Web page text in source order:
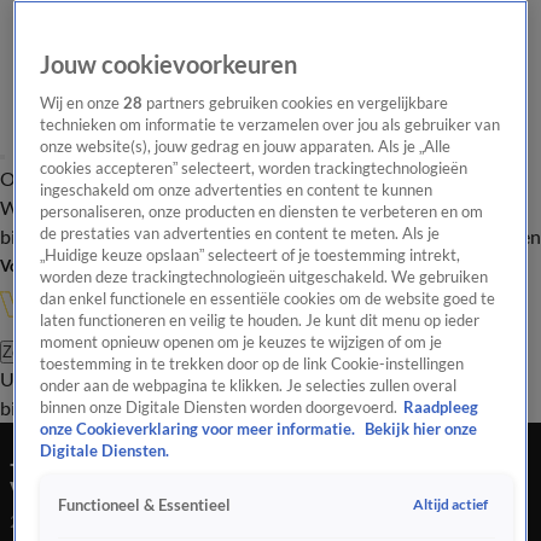
Overzicht Onze programma's Uitzendingen Onze gezichten
In de
WandelgangenInterviewsUitzending
bijwonenPodcastShopVeelgestelde vragenKijkersvraag insturen
Volg Vandaag Inside
Zoeken
UitzendingenVandaag InsideDe OranjezomerShopUitzending
bijwonen
Johan Derksen over situatie bij Feyenoord: 'Ik
vind het alleen echt schandelijk...'
24 apr 2026, 23:51
Jouw cookievoorkeuren
Wij en onze28 partners gebruiken cookies en vergelijkbare
technieken om informatie te verzamelen over jou als gebruiker van
onze website(s), jouw gedrag en jouw apparaten. Als je „Alle
cookies accepteren” selecteert, worden trackingtechnologieën
ingeschakeld om onze advertenties en content te kunnen
personaliseren, onze producten en diensten te verbeteren en om
de prestaties van advertenties en content te meten. Als je
„Huidige keuze opslaan” selecteert of je toestemming intrekt,
worden deze trackingtechnologieën uitgeschakeld. We gebruiken
dan enkel functionele en essentiële cookies om de website goed te
laten functioneren en veilig te houden. Je kunt dit menu op ieder
moment opnieuw openen om je keuzes te wijzigen of om je
toestemming in te trekken door op de link Cookie-instellingen
onder aan de webpagina te klikken. Je selecties zullen overal
binnen onze Digitale Diensten worden doorgevoerd. Raadpleeg
onze Cookieverklaring voor meer informatie.
Bekijk hier onze
Digitale Diensten.
Functioneel & Essentieel Altijd actief